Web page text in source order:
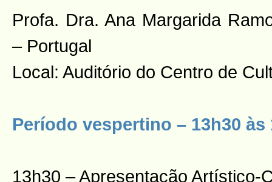
Profa. Dra. Ana Margarida
– Portugal
Local: Auditório do Centro de
Período vespertino – 13h30 às
13h30 – Apresentação Artístico-